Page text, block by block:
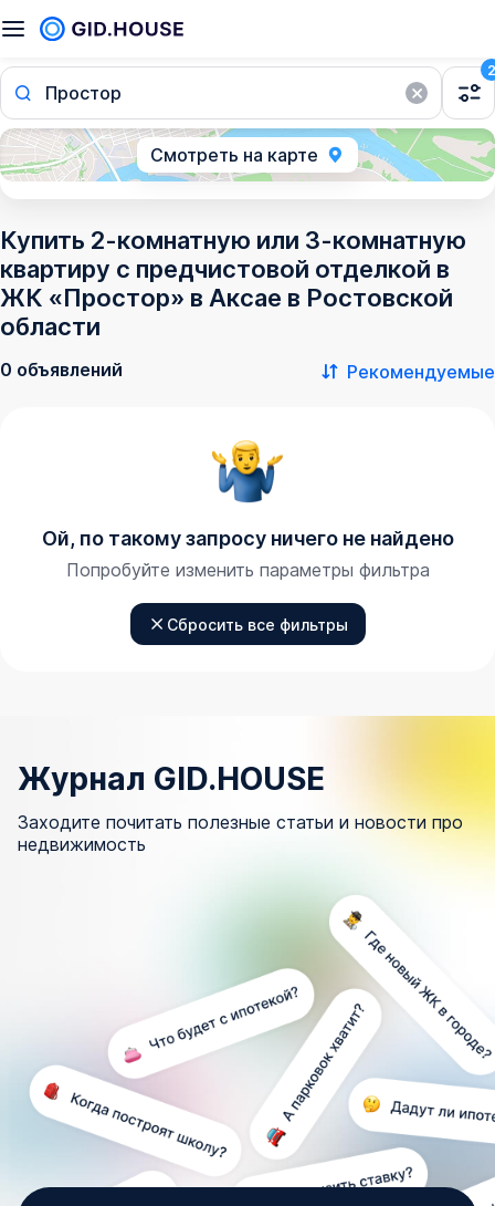
Простор
2
Смотреть на карте
Купить 2-комнатную или 3-комнатную
квартиру с предчистовой отделкой в
ЖК «Простор» в Аксае в Ростовской
области
0 объявлений Рекомендуемые
Ой, по такому запросу ничего не найдено
Попробуйте изменить параметры фильтра
Сбросить все фильтры
Журнал GID.HOUSE
Заходите почитать полезные статьи и новости про
недвижимость